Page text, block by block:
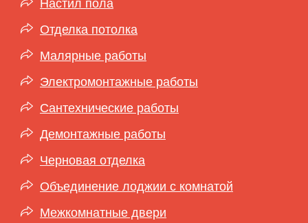
Отделка потолка
Малярные работы
Электромонтажные работы
Сантехнические работы
Демонтажные работы
Черновая отделка
Объединение лоджии с комнатой
Межкомнатные двери